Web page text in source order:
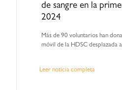
de sangre en la
2024
Más de 90 voluntarios han
móvil de la HDSC desplazada
Leer noticia completa